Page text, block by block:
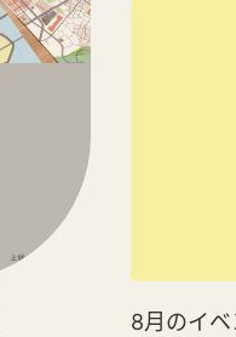
8月のイ